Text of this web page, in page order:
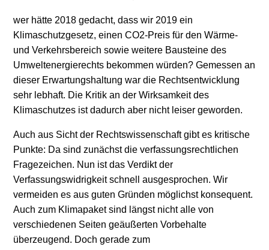
Schriften zum
Umweltenergierecht
wer hätte 2018 gedacht, dass wir 2019 ein
Klimaschutzgesetz, einen CO2-Preis für den Wärme-
und Verkehrsbereich sowie weitere Bausteine des
Umweltenergierechts bekommen würden? Gemessen an
dieser Erwartungshaltung war die Rechtsentwicklung
sehr lebhaft. Die Kritik an der Wirksamkeit des
Klimaschutzes ist dadurch aber nicht leiser geworden.
Auch aus Sicht der Rechtswissenschaft gibt es kritische
Punkte: Da sind zunächst die verfassungsrechtlichen
Fragezeichen. Nun ist das Verdikt der
Verfassungswidrigkeit schnell ausgesprochen. Wir
vermeiden es aus guten Gründen möglichst konsequent.
Auch zum Klimapaket sind längst nicht alle von
verschiedenen Seiten geäußerten Vorbehalte
überzeugend. Doch gerade zum